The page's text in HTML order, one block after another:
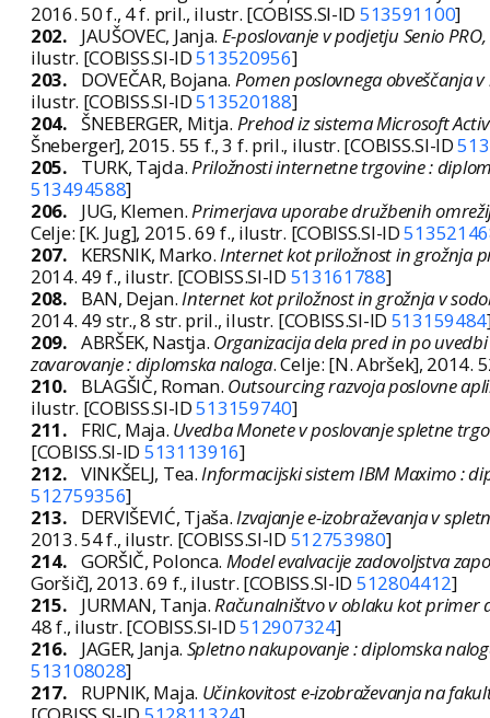
2016. 50 f., 4 f. pril., ilustr. [COBISS.SI-ID 513591100]
202.
JAUŠOVEC, Janja. E-poslovanje v podjetju Senio
ilustr. [COBISS.SI-ID513520956]
203.
DOVEČAR, Bojana. Pomen poslovnega obveščanja
ilustr. [COBISS.SI-ID513520188]
204. ŠNEBERGER, Mitja. Prehod iz sistema Microsoft
Šneberger], 2015. 55 f., 3 f. pril., ilustr. [COBISS.SI-ID
205.
TURK, Tajda.Priložnosti internetne trgovine :
513494588]
206.
JUG, Klemen.Primerjava uporabe družbenih
Celje: [K. Jug], 2015. 69 f., ilustr. [COBISS.SI-ID
207.
KERSNIK, Marko.Internet kot priložnost in grožnja
2014. 49 f., ilustr. [COBISS.SI-ID 513161788]
208.
BAN, Dejan.Internet kot priložnost in grožnja v
2014. 49 str., 8 str. pril., ilustr. [COBISS.SI-ID 513159484
209. ABRŠEK, Nastja. Organizacija dela pred in po
zavarovanje : diplomska naloga. Celje: [N. Abršek], 2014.
210.
BLAGŠIČ, Roman. Outsourcing razvoja poslovne
ilustr. [COBISS.SI-ID513159740]
211.
FRIC, Maja. Uvedba Monete v poslovanje spletne
[COBISS.SI-ID 513113916]
212. VINKŠELJ, Tea.Informacijski sistem IBM Maximo :
512759356]
213.
DERVIŠEVIĆ, Tjaša.Izvajanje e-izobraževanja v
2013. 54 f., ilustr. [COBISS.SI-ID 512753980]
214. GORŠIČ, Polonca. Model evalvacije zadovoljstva
Goršič], 2013. 69 f., ilustr. [COBISS.SI-ID 512804412]
215.
JURMAN, Tanja.Računalništvo v oblaku kot primer
48 f., ilustr. [COBISS.SI-ID512907324]
216.
JAGER, Janja. Spletno nakupovanje : diplomska
513108028]
217.
RUPNIK, Maja. Učinkovitost e-izobraževanja na